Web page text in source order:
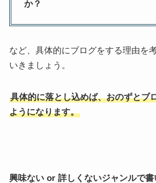
か？
など、具体的にブログをする理由を
いきましょう。
具体的に落とし込めば、おのずとブ
ようになります。
興味ない or 詳しくないジャンルで書